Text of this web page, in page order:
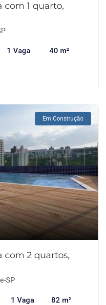
com 1 quarto,
1 Vaga 40 m²
Em Construção
com 2 quartos,
SP
1 Vaga 82 m²